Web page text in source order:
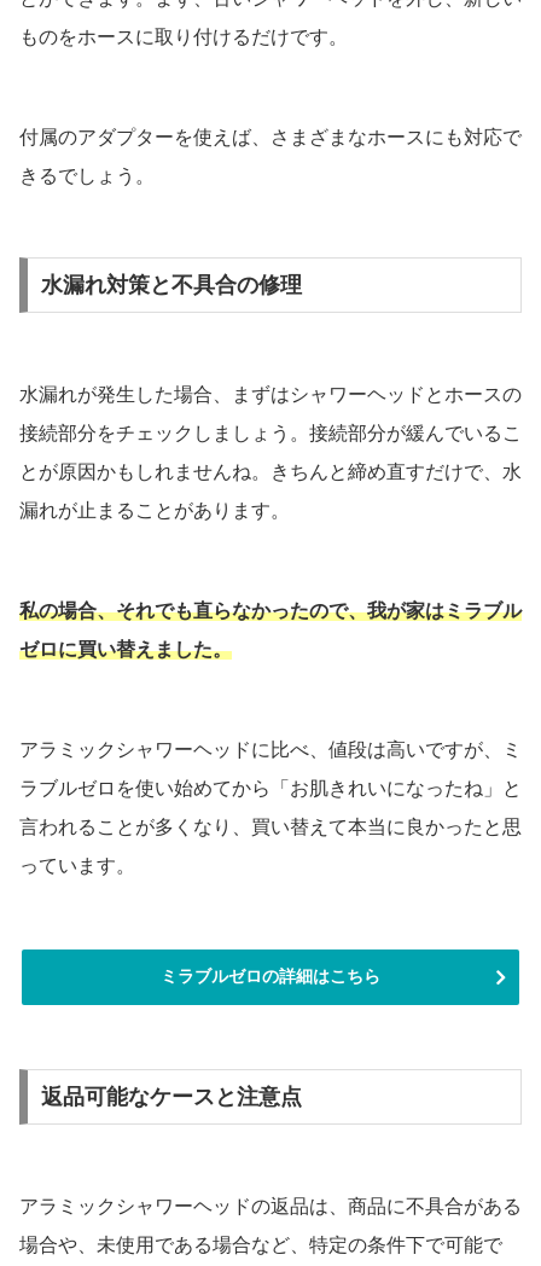
ものをホースに取り付けるだけです。
付属のアダプターを使えば、さまざまなホースにも対応で
きるでしょう。
水漏れ対策と不具合の修理
水漏れが発生した場合、まずはシャワーヘッドとホースの
接続部分をチェックしましょう。接続部分が緩んでいるこ
とが原因かもしれませんね。きちんと締め直すだけで、水
漏れが止まることがあります。
私の場合、それでも直らなかったので、我が家はミラブル
ゼロに買い替えました。
アラミックシャワーヘッドに比べ、値段は高いですが、ミ
ラブルゼロを使い始めてから「お肌きれいになったね」と
言われることが多くなり、買い替えて本当に良かったと思
っています。
ミラブルゼロの詳細はこちら
返品可能なケースと注意点
アラミックシャワーヘッドの返品は、商品に不具合がある
場合や、未使用である場合など、特定の条件下で可能で